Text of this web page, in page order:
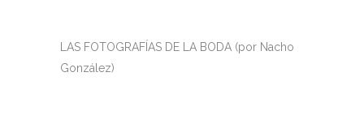
LAS FOTOGRAFÍAS DE LA BODA (por Nacho
González)